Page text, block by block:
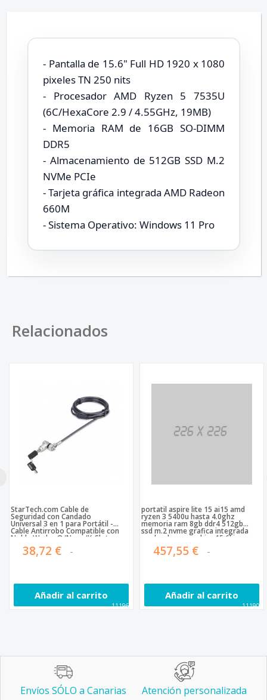
- Pantalla de 15.6" Full HD 1920 x 1080
pixeles TN 250 nits
- Procesador AMD Ryzen 5 7535U
(6C/HexaCore 2.9 / 4.55GHz, 19MB)
- Memoria RAM de 16GB SO-DIMM
DDR5
- Almacenamiento de 512GB SSD M.2
NVMe PCIe
- Tarjeta gráfica integrada AMD Radeon
660M
- Sistema Operativo: Windows 11 Pro
Relacionados
StarTech.com Cable de
Seguridad con Candado
Universal 3 en 1 para Portátil -
Cable Antirrobo Compatible con
Noble Wedge®/Nano/K-Slot
para Portát
38,72 €
Añadir al carrito
111963
portatil aspire lite 15 ai15 amd
ryzen 3 5400u hasta 4.0ghz
memoria ram 8gb ddr4 512gb
ssd m.2 nvme grafica integrada
amd radeon graphics 15.6' ips
full hd slimbezer 1920 x 1080
pixeles/ 250 cd / m²
457,55 €
Añadir al carrito
111902
Envíos SÓLO a Canarias Atención personalizada